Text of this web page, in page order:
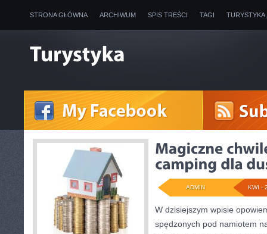
STRONA GŁÓWNA ARCHIWUM SPIS TREŚCI TAGI
KWI -
ADMIN
W dzisiejszym wpisie
spędzonych pod namiotem